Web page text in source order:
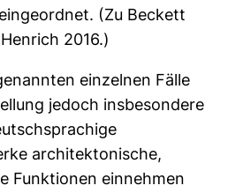
(Zu Beckett
2016.)
einzelnen Fälle
jedoch insbesondere
architektonische,
Funktionen einnehmen